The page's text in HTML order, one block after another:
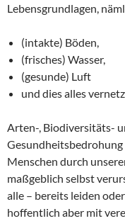
Lebensgrundlagen,
(intakte) Böden,
(frisches) Wasser,
(gesunde) Luft
und dies alles
Arten-, Biodiversitäts-
Menschen durch
maßgeblich selbst
alle – bereits leiden
hoffentlich aber mit